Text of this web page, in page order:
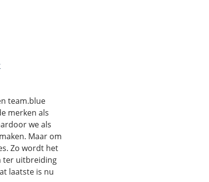
team.blue
merken als
we als
Maar om
Zo wordt het
ter uitbreiding
laatste is nu